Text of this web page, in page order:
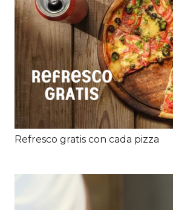
Refresco gratis con cada pizza